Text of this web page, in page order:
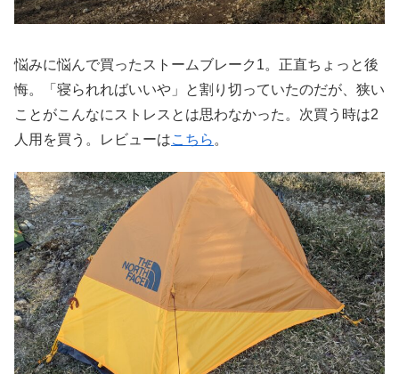
悩みに悩んで買ったストームブレーク1。正直ちょっと後
悔。「寝られればいいや」と割り切っていたのだが、狭い
ことがこんなにストレスとは思わなかった。次買う時は2
人用を買う。レビューはこちら 。